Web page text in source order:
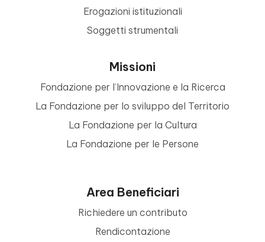
Erogazioni istituzionali
Soggetti strumentali
Missioni
Fondazione per l’Innovazione e la Ricerca
La Fondazione per lo sviluppo del Territorio
La Fondazione per la Cultura
La Fondazione per le Persone
Area Beneficiari
Richiedere un contributo
Rendicontazione